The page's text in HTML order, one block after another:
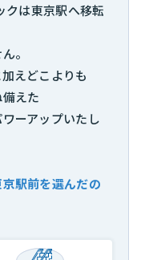
クは東京駅へ移転
。
えどこよりも
えた
ーアップいたし
駅前を選んだの